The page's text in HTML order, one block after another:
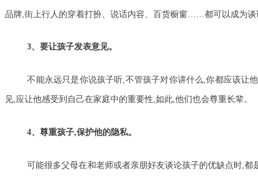
品牌,街上行人的穿着打扮、说话内容、百货橱窗……都可以成为谈
3、要让孩子发表意见。
不能永远只是你说孩子听,不管孩子对你讲什么,你都应该让
见,应让他感受到自己在家庭中的重要性,如此,他们也会尊重长辈。
4、尊重孩子,保护他的隐私。
可能很多父母在和老师或者亲朋好友谈论孩子的优缺点时,